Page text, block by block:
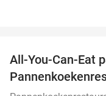
All-You-Can-Eat